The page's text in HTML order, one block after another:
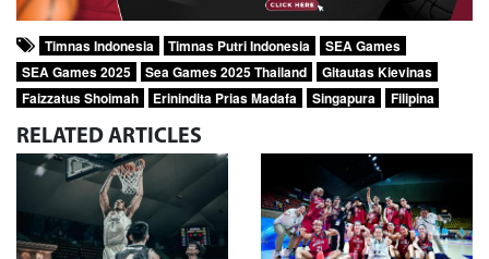
Timnas Indonesia Timnas Putri Indonesia
SEA Games
SEA Games 2025
Sea Games 2025 Thailand
Gitautas Kievinas
Faizzatus Shoimah
Erinindita Prias Madafa Singapura Filipina
RELATED ARTICLES